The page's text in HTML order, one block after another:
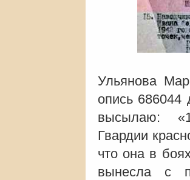
Ульянова
опись 686044
высылаю:
Гвардии
что она в
вынесла с